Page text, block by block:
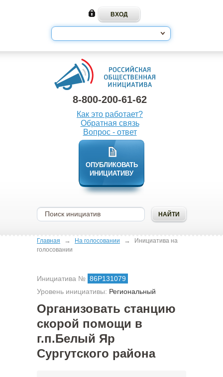
8-800-200-61-62
Как это работает?
Обратная связь
Вопрос - ответ
ОПУБЛИКОВАТЬ
ИНИЦИАТИВУ
Главная → На голосовании →
Инициатива на
голосовании
Инициатива № 86Р131079
Уровень инициативы: Региональный
Организовать станцию
скорой помощи в
г.п.Белый Яр
Сургутского района